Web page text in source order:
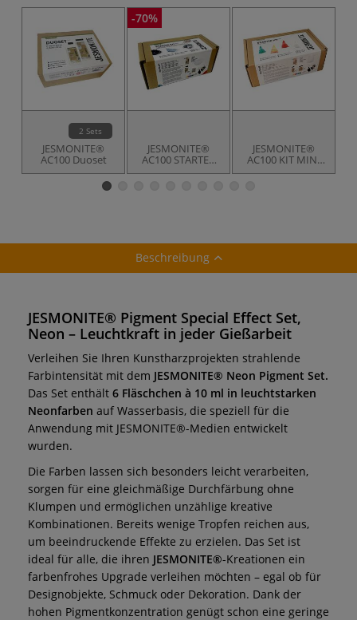
2 Sets
JESMONITE®
AC100 Duoset
-70%
JESMONITE®
AC100 STARTER
KIT, Dekoschale
JESMONITE®
AC100 KIT MINI
25,
Beschreibung
JESMONITE® Pigment Special Effect Set,
Neon – Leuchtkraft in jeder Gießarbeit
Verleihen Sie Ihren Kunstharzprojekten strahlende
Farbintensität mit dem JESMONITE® Neon Pigment Set.
Das Set enthält 6 Fläschchen à 10 ml in leuchtstarken
Neonfarben auf Wasserbasis, die speziell für die
Anwendung mit JESMONITE®-Medien entwickelt
wurden.
Die Farben lassen sich besonders leicht verarbeiten,
sorgen für eine gleichmäßige Durchfärbung ohne
Klumpen und ermöglichen unzählige kreative
Kombinationen. Bereits wenige Tropfen reichen aus,
um beeindruckende Effekte zu erzielen. Das Set ist
ideal für alle, die ihren JESMONITE®-Kreationen ein
farbenfrohes Upgrade verleihen möchten – egal ob für
Designobjekte, Schmuck oder Dekoration. Dank der
hohen Pigmentkonzentration genügt schon eine geringe